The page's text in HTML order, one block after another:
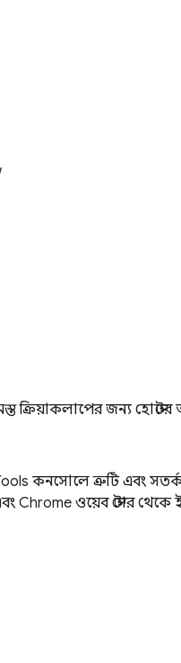
ক্রিয়াকলাপের জন্য
কনসোলে ত্রুটি এবং
Chrome ওয়েব স্টোর থেকে